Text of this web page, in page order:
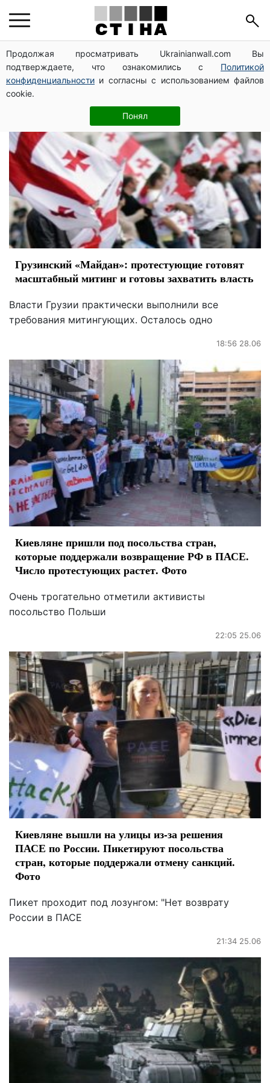
Продолжая просматривать Ukrainianwall.com Вы
подтверждаете, что ознакомились с Политикой
конфиденциальности и согласны с использованием файлов
cookie.
Понял
акция протеста
Грузинский «Майдан»: протестующие готовят
масштабный митинг и готовы захватить власть
Власти Грузии практически выполнили все
требования митингующих. Осталось одно
18:56 28.06
Киевляне пришли под посольства стран,
которые поддержали возвращение РФ в ПАСЕ.
Число протестующих растет. Фото
Очень трогательно отметили активисты
посольство Польши
22:05 25.06
Киевляне вышли на улицы из-за решения
ПАСЕ по России. Пикетируют посольства
стран, которые поддержали отмену санкций.
Фото
Пикет проходит под лозунгом: "Нет возврату
России в ПАСЕ
21:34 25.06